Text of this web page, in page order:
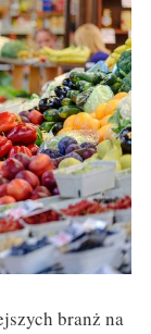
branż na